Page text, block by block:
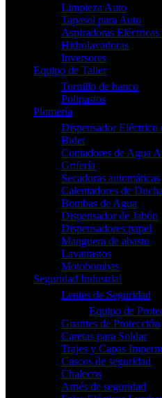
Limpieza Auto
Tapasol para Auto
Aspiradoras
Hidrolavadoras
Inversores
Equipo de Taller
Tornillo de banco
Polipastos
Plomería
Dispensador Eléctrico
Bidet
Contadores de Agua
Grifería
Secadoras automáticas
Calentadores de Ducha
Bombas de Agua
Dispensador de Jabón
Dispensadores papel
Manguera de abasto
Lavatrastos
Motobombas
Seguridad Industrial
Lentes de Seguridad
Equipo de
Guantes de Protección
Caretas para Soldar
Trajes y Capas
Cascos de seguridad
Chalecos
Arnés de seguridad